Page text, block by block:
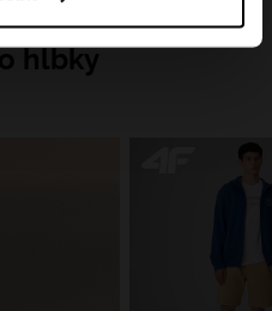
vykonali analytický
riešenia ponúkané
siete). Podrobné
hĺbky